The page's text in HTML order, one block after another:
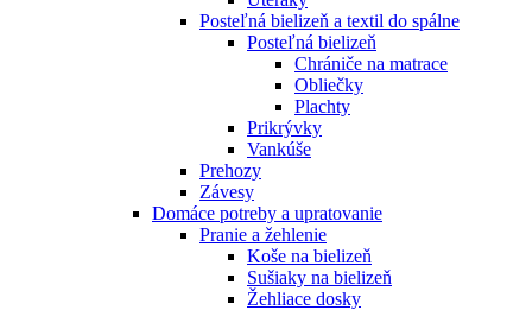
Posteľná bielizeň a textil do spálne
Posteľná bielizeň
Chrániče na matrace
Obliečky
Plachty
Prikrývky
Vankúše
Prehozy
Závesy
Domáce potreby a upratovanie
Pranie a žehlenie
Koše na bielizeň
Sušiaky na bielizeň
Žehliace dosky